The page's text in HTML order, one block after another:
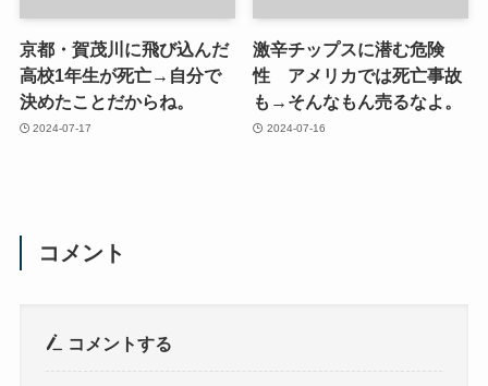
京都・賀茂川に飛び込んだ
高校1年生が死亡→自分で
決めたことだからね。
2024-07-17
激辛チップスに潜む危険
性 アメリカでは死亡事故
も→そんなもん売るなよ。
2024-07-16
コメント
コメントする